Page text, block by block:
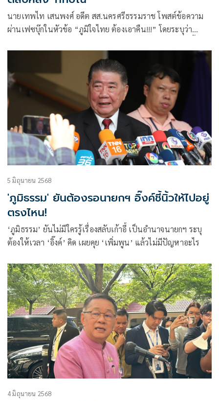
นายเทพไท เสนพงศ์ อดีต สส.นครศรีธรรมราช โพสต์ข้อความ
ผ่านเฟซบุ๊กในหัวข้อ “ภูมิใจไทย ต้องเอาคืน!!!” โดยระบุว่า
5 มิถุนายน 2568
'ภูมิธรรม' ยันต้องรอนายกฯ อิ๊งค์ชี้นิ้วให้ไปอยู่
ตรงไหน!
‘ภูมิธรรม’ ยันไม่มีใครรู้เรื่องสลับเก้าอี้ เป็นอำนาจนายกฯ ระบุ
ต้องให้เวลา ‘อิ๊งค์’ คิด เผยคุย ‘เพิ่มพูน’ แล้วไม่มีปัญหาอะไร
4 มิถุนายน 2568